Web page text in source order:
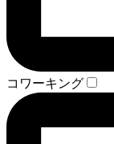
コワーキング